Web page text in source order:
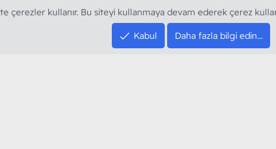
çerezler kullanır. Bu siteyi kullanmaya devam ederek çerez
Kabul Daha fazla bilgi edin…